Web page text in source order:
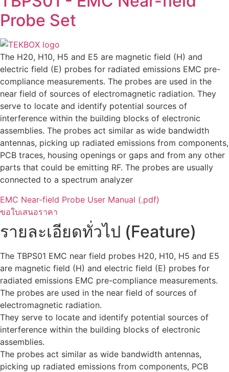
Probe Set
The H20, H10, H5 and E5 are magnetic field (H) and
electric field (E) probes for radiated emissions EMC pre-
compliance measurements. The probes are used in the
near field of sources of electromagnetic radiation. They
serve to locate and identify potential sources of
interference within the building blocks of electronic
assemblies. The probes act similar as wide bandwidth
antennas, picking up radiated emissions from components,
PCB traces, housing openings or gaps and from any other
parts that could be emitting RF. The probes are usually
connected to a spectrum analyzer
EMC Near-field Probe User Manual (.pdf)
ขอใบเสนอราคา
รายละเอียดทั่วไป (Feature)
The TBPS01 EMC near field probes H20, H10, H5 and E5
are magnetic field (H) and electric field (E) probes for
radiated emissions EMC pre-compliance measurements.
The probes are used in the near field of sources of
electromagnetic radiation.
They serve to locate and identify potential sources of
interference within the building blocks of electronic
assemblies.
The probes act similar as wide bandwidth antennas,
picking up radiated emissions from components, PCB